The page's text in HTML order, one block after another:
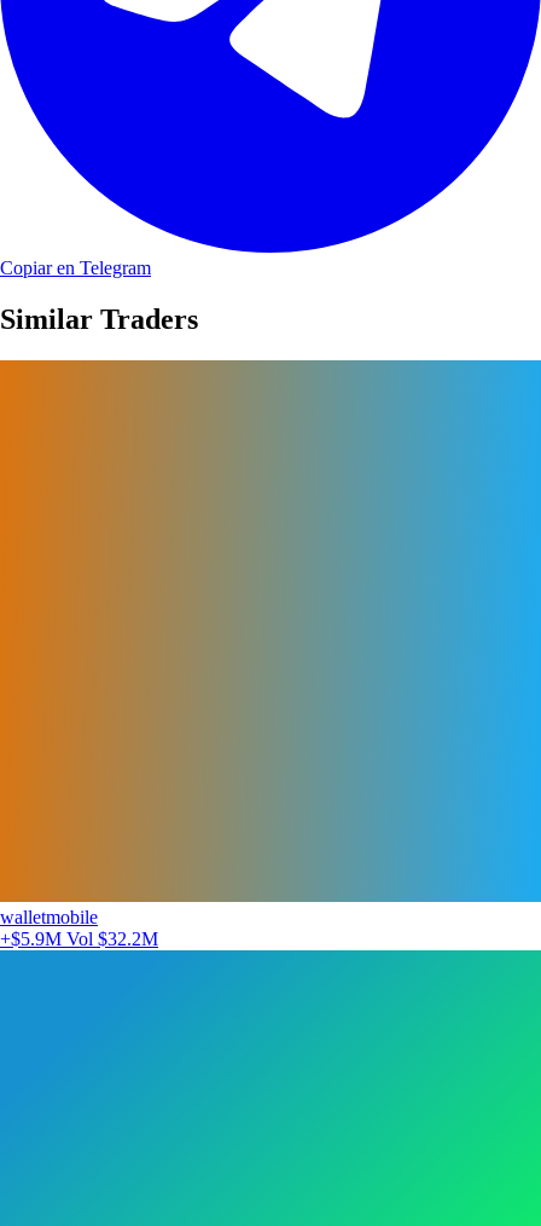
Copiar en Telegram
Similar Traders
walletmobile
+$5.9M Vol $32.2M